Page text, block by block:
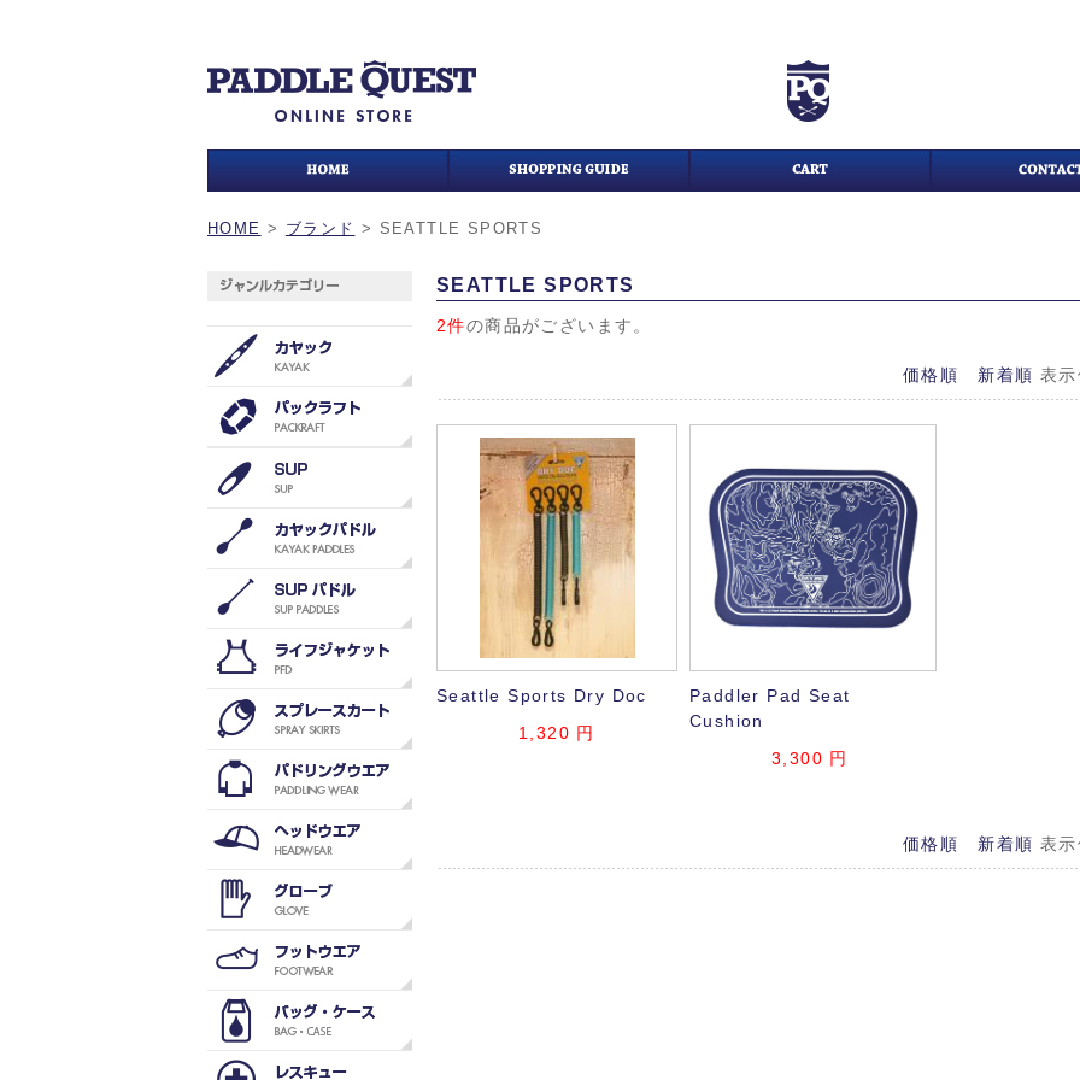
HOME > ブランド > SEATTLE SPORTS
SEATTLE SPORTS
2件の商品がございます。
価格順 新着順 表
Seattle Sports Dry Doc
1,320 円
Paddler Pad Seat
Cushion
3,300 円
価格順 新着順 表